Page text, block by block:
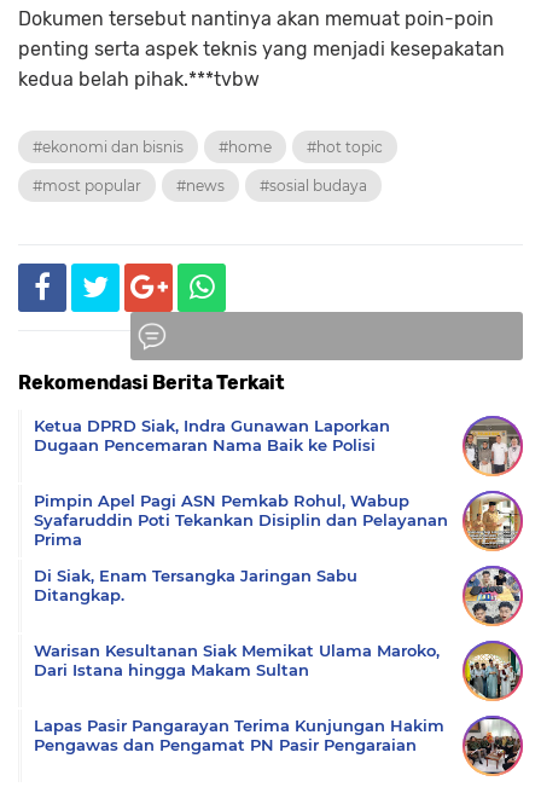
Dokumen tersebut nantinya akan memuat poin-poin
penting serta aspek teknis yang menjadi kesepakatan
kedua belah pihak.***tvbw
#ekonomi dan bisnis #home #hot topic
#most popular #news #sosial budaya
Rekomendasi Berita Terkait
Ketua DPRD Siak, Indra Gunawan Laporkan
Dugaan Pencemaran Nama Baik ke Polisi
Pimpin Apel Pagi ASN Pemkab Rohul, Wabup
Syafaruddin Poti Tekankan Disiplin dan Pelayanan
Prima
Di Siak, Enam Tersangka Jaringan Sabu
Ditangkap.
Warisan Kesultanan Siak Memikat Ulama Maroko,
Dari Istana hingga Makam Sultan
Lapas Pasir Pangarayan Terima Kunjungan Hakim
Pengawas dan Pengamat PN Pasir Pengaraian